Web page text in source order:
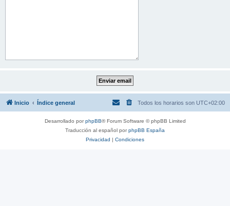
Inicio Índice general Todos los horarios son UTC+02:00
Desarrollado porphpBB® Forum Software © phpBB Limited
Traducción al español porphpBB España
Privacidad | Condiciones